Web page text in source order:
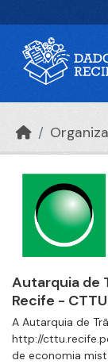
Autarquia de
Recife - CTTU
A Autarquia de
http://
de economia